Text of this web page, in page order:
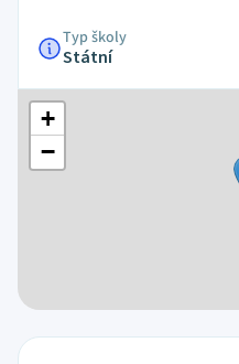
Typ školy
Státní
+
−